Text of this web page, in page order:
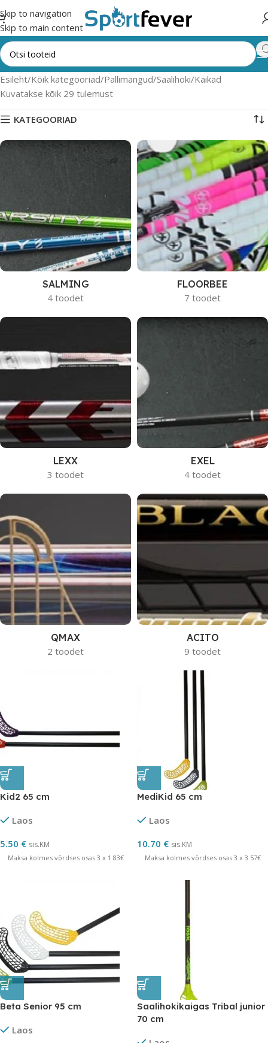
Skip to navigation
Skip to main content
Esileht Kõik kategooriad Pallimängud Saalihoki Kaikad
Kuvatakse kõik 29 tulemust
KATEGOORIAD
SALMING
4 toodet
FLOORBEE
7 toodet
LEXX
3 toodet
EXEL
4 toodet
QMAX
2 toodet
ACITO
9 toodet
Kid2 65 cm
Laos
5.50 € sis.KM
Maksa kolmes võrdses osas 3 x 1.83€
MediKid 65 cm
Laos
10.70 € sis.KM
Maksa kolmes võrdses osas 3 x 3.57€
Beta Senior 95 cm
Laos
Saalihokikaigas Tribal junior
70 cm